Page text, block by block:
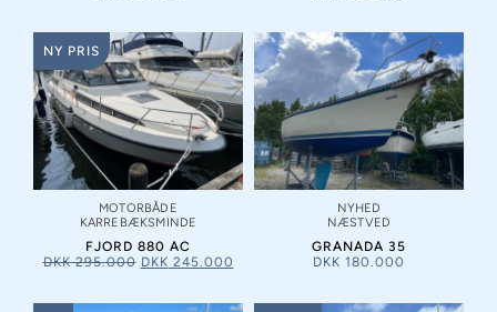
NY PRIS
MOTORBÅDE
KARREBÆKSMINDE
FJORD 880 AC
DKK295.000 DKK 245.000
NYHED
NÆSTVED
GRANADA 35
DKK 180.000